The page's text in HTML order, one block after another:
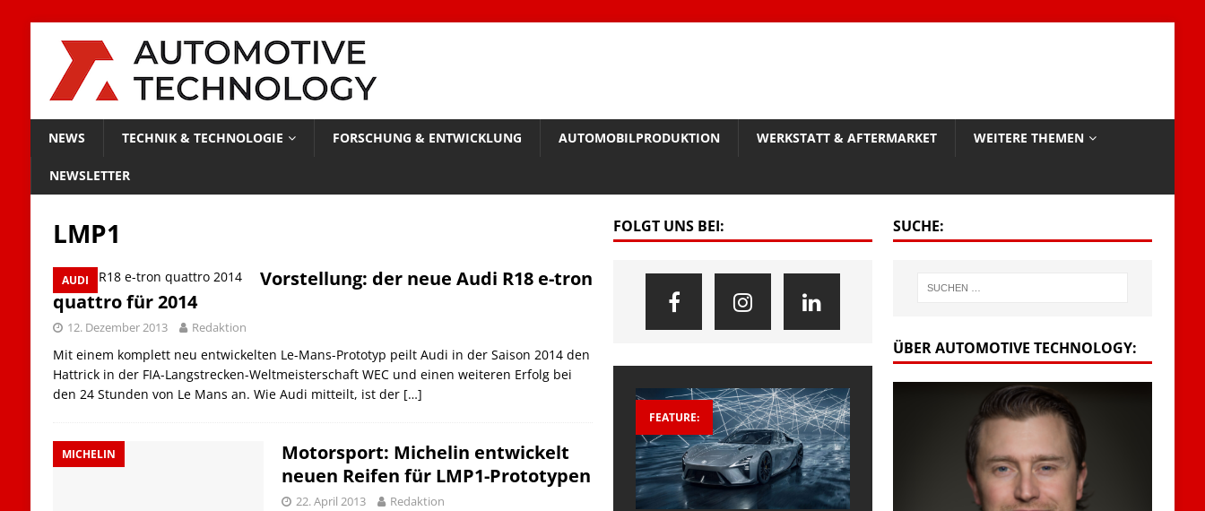
NEWS TECHNIK & TECHNOLOGIE FORSCHUNG & ENTWICKLUNG AUTOMOBILPRODUKTION WERKSTATT & AFTERMARKET WEITERE THEMEN
NEWSLETTER
LMP1
AUDI
Vorstellung: der neue Audi R18 e-tron
quattro für 2014
12. Dezember 2013 Redaktion
Mit einem komplett neu entwickelten Le-Mans-Prototyp peilt Audi in der Saison 2014 den
Hattrick in der FIA-Langstrecken-Weltmeisterschaft WEC und einen weiteren Erfolg bei
den 24 Stunden von Le Mans an. Wie Audi mitteilt, ist der […]
MICHELIN
Motorsport: Michelin entwickelt
neuen Reifen für LMP1-Prototypen
22. April 2013 Redaktion
FOLGT UNS BEI:
FEATURE:
SUCHE:
ÜBER AUTOMOTIVE TECHNOLOGY: